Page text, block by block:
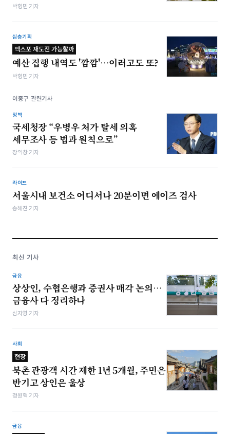
박형민 기자
심층기획
엑스포 재도전 가능할까
예산 집행 내역도 '깜깜'…이러고도 또?
박형민 기자
이종구 관련기사
정책
국세청장 “우병우 처가 탈세 의혹
세무조사 등 법과 원칙으로”
장익창 기자
라이프
서울시내 보건소 어디서나 20분이면 에이즈 검사
송해진 기자
최신 기사
금융
상상인, 수협은행과 증권사 매각 논의…
금융사 다 정리하나
심지영 기자
사회
현장
북촌 관광객 시간 제한 1년 5개월, 주민은
반기고 상인은 울상
정원혁 기자
금융